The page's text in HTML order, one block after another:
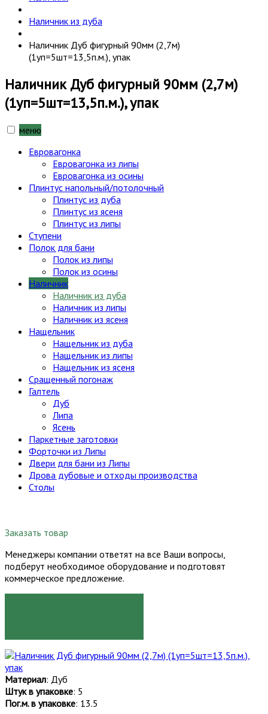
Наличник из дуба
Наличник Дуб фигурный 90мм (2,7м)
(1уп=5шт=13,5п.м.), упак
Наличник Дуб фигурный 90мм (2,7м)
(1уп=5шт=13,5п.м.), упак
меню
Евровагонка
Евровагонка из липы
Евровагонка из осины
Плинтус напольный/потолочный
Плинтус из дуба
Плинтус из ясеня
Плинтус из липы
Ступени
Полок для бани
Полок из липы
Полок из осины
Наличник
Наличник из дуба
Наличник из липы
Наличник из ясеня
Нащельник
Нащельник из дуба
Нащельник из липы
Нащельник из ясеня
Сращенный погонаж
Галтель
Дуб
Липа
Ясень
Паркетные заготовки
Форточки из Липы
Двери для бани из Липы
Дрова дубовые и отходы производства
Столы
Заказать товар
Менеджеры компании ответят на все Ваши вопросы,
подберут необходимое оборудование и подготовят
коммерческое предложение.
Материал: Дуб
Штук в упаковке: 5
Пог.м. в упаковке: 13.5